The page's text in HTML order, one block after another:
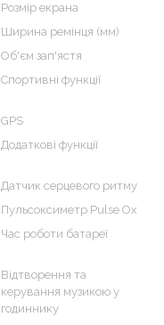
Розмір екрана
Ширина ремінця (мм)
Об'єм зап'ястя
Спортивні функції
GPS
Додаткові функції
Датчик серцевого ритму
Пульсоксиметр Pulse Ox
Час роботи батареї
Відтворення та
керування музикою у
годиннику